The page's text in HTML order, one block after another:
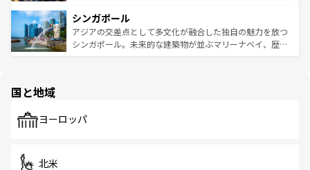
参照してほしい。
激する。気候は一年中温暖で、どの季節にも異なる楽しみ
が待っている。親しみやすいタイの人々、仏教を中心とし
た文化、そして多様な観光資源が、訪れる旅人を魅了し続
み、どこを訪れても感動するはず。観光スポットが密集し
ており、効率よく見どころを回れるのも魅力。息をのむよ
うな絶景から文化的な体験まで、香港を存分に楽しみ尽く
シンガポール
アジアの交差点として多文化が融合した独自の魅力を放つ
シンガポール。未来的な建築物が並ぶマリーナベイ、歴史
で、ホーカーズは地元の風情を楽しめる外せないスポット
国と地域
ヨーロッパ
北米